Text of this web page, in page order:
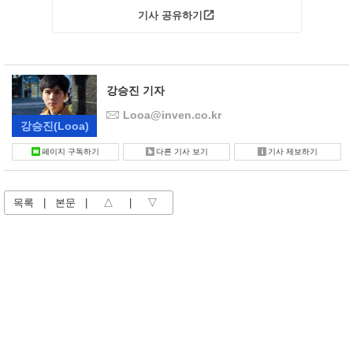
기사 공유하기
강승진(Looa)
강승진 기자
Looa@inven.co.kr
페이지 구독하기 다른 기사 보기 기사 제보하기
목록 본문 △ ▽